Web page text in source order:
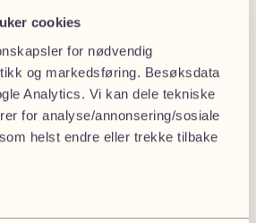
cookies
for nødvendig
og markedsføring. Besøksdata
Analytics. Vi kan dele tekniske
for analyse/annonsering/sosiale
helst endre eller trekke tilbake